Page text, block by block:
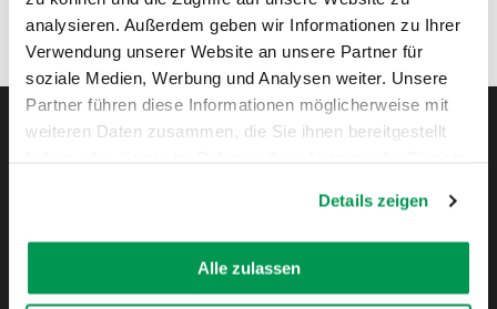
analysieren. Außerdem geben wir Informationen zu Ihrer
Verwendung unserer Website an unsere Partner für
soziale Medien, Werbung und Analysen weiter. Unsere
Partner führen diese Informationen möglicherweise mit
weiteren Daten zusammen, die Sie ihnen bereitgestellt
Details zeigen
Alle zulassen
ENTDECKEN